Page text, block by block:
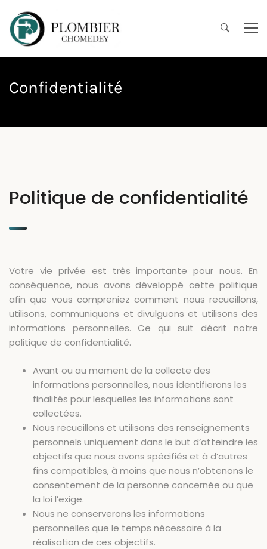
Confidentialité
Politique de confidentialité
Votre vie privée est très importante pour nous. En
conséquence, nous avons développé cette politique
afin que vous compreniez comment nous recueillons,
utilisons, communiquons et divulguons et utilisons des
informations personnelles. Ce qui suit décrit notre
politique de confidentialité.
Avant ou au moment de la collecte des
informations personnelles, nous identifierons les
finalités pour lesquelles les informations sont
collectées.
Nous recueillons et utilisons des renseignements
personnels uniquement dans le but d’atteindre les
objectifs que nous avons spécifiés et à d’autres
fins compatibles, à moins que nous n’obtenons le
consentement de la personne concernée ou que
la loi l’exige.
Nous ne conserverons les informations
personnelles que le temps nécessaire à la
réalisation de ces objectifs.